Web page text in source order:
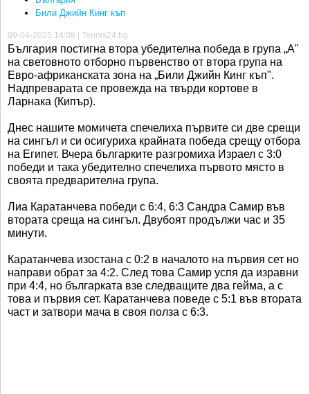
Били Джийн Кинг къп
09-04-2025 14:08 | Tennis24.bg
България постигна втора убедителна победа в група „А"
на световното отборно първенство от втора група на
Евро-африканската зона на „Били Джийн Кинг къп".
Надпреварата се провежда на твърди кортове в
Ларнака (Кипър).
Днес нашите момичета спечелиха първите си две срещи
на сингъл и си осигуриха крайната победа срещу отбора
на Египет. Вчера българките разгромиха Израел с 3:0
победи и така убедително спечелиха първото място в
своята предварителна група.
Лиа Каратанчева победи с 6:4, 6:3 Сандра Самир във
втората среща на сингъл. Двубоят продължи час и 35
минути.
Каратанчева изостана с 0:2 в началото на първия сет но
направи обрат за 4:2. След това Самир успя да изравни
при 4:4, но българката взе следващите два гейма, а с
това и първия сет. Каратанчева поведе с 5:1 във втората
част и затвори мача в своя полза с 6:3.